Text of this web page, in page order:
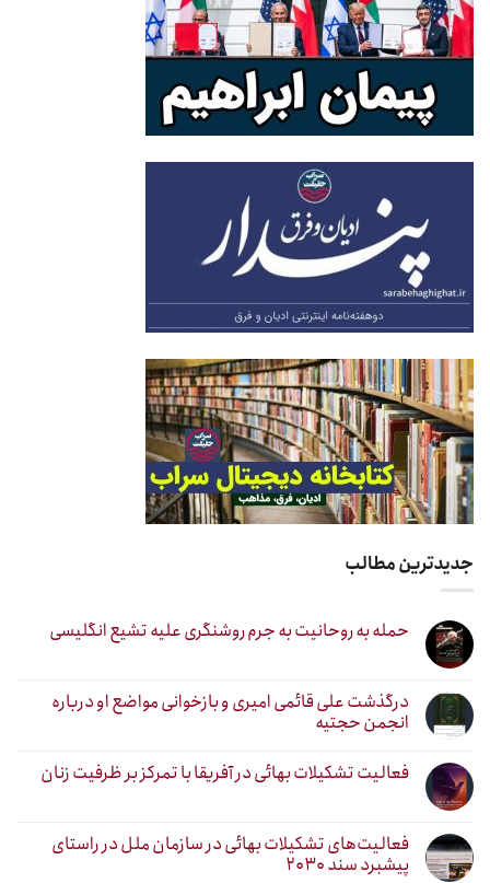
جدیدترین مطالب
حمله به روحانیت به جرم روشنگری علیه تشیع انگلیسی
درگذشت علی قائمی امیری و بازخوانی مواضع او درباره
انجمن حجتیه
فعالیت تشکیلات بهائی در آفریقا با تمرکز بر ظرفیت زنان
فعالیت‌های تشکیلات بهائی در سازمان ملل در راستای
پیشبرد سند ۲۰۳۰